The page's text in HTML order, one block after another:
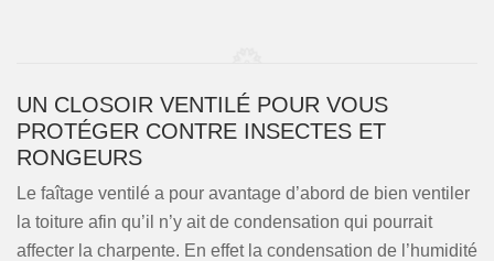
UN CLOSOIR VENTILÉ POUR VOUS
PROTÉGER CONTRE INSECTES ET
RONGEURS
Le faîtage ventilé a pour avantage d’abord de bien ventiler
la toiture afin qu’il n’y ait de condensation qui pourrait
affecter la charpente. En effet la condensation de l’humidité